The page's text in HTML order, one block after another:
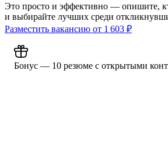
Это просто и эффективно — опишите,
и выбирайте лучших среди
Разместить вакансию от 1 603 ₽
Бонус — 10 резюме с открытыми